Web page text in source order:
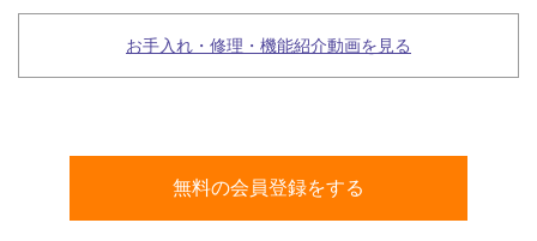
メンテナンス・施工材 新商品
チャンネル
オンライン相談
お手入れ・修理・機能紹介動画を見る
無料の会員登録をする